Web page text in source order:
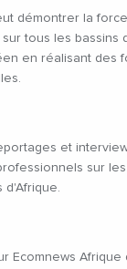
démontrer la
tous les bassins
en réalisant des
et
sur
d'Afrique.
Ecomnews Afrique